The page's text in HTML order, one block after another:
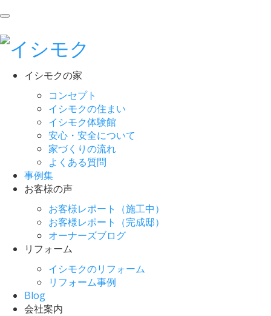
イシモクの家
コンセプト
イシモクの住まい
イシモク体験館
安心・安全について
家づくりの流れ
よくある質問
事例集
お客様の声
お客様レポート（施工中）
お客様レポート（完成邸）
オーナーズブログ
リフォーム
イシモクのリフォーム
リフォーム事例
Blog
会社案内